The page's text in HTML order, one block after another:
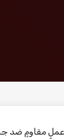
سجل مركز معلومات فلسطين